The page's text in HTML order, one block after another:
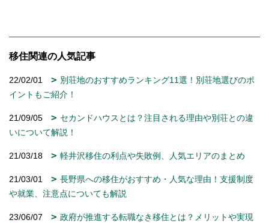
移住関連の人気記事
22/02/01
別荘地のおすすめランキング11選！別荘地選びのポ
イントもご紹介！
21/09/05
セカンドハウスとは？注目される理由や別荘との違
いについて解説！
21/03/18 軽井沢移住の利点や失敗例、人気エリアのまとめ
21/03/01
長野県への移住がおすすめ・人気な理由！支援制度
や就業、注意点についても解説
23/06/07
政府が推進する転職なき移住とは？メリットや実現